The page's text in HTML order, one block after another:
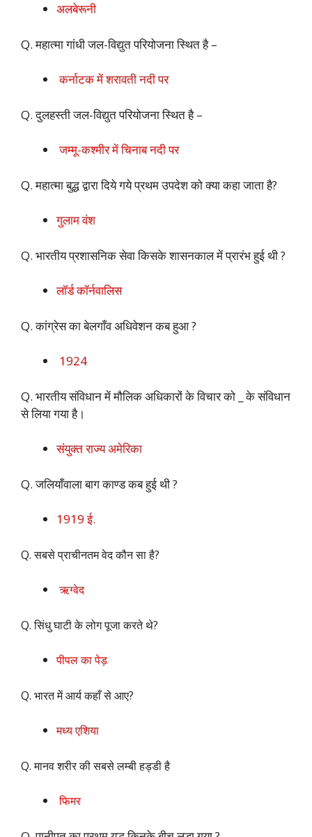
अलबेरूनी
Q. महात्मा गांधी जल-विद्युत परियोजना स्थित है –
कर्नाटक में शरावती नदी पर
Q. दुलहस्ती जल-विद्युत परियोजना स्थित है –
जम्मू-कश्मीर में चिनाब नदी पर
Q. महात्मा बुद्ध द्वारा दिये गये प्रथम उपदेश को क्या कहा जाता है?
गुलाम वंश
Q. भारतीय प्रशासनिक सेवा किसके शासनकाल में प्रारंभ हुई थी ?
लॉर्ड कॉर्नवालिस
Q. कांग्रेस का बेलगाँव अधिवेशन कब हुआ ?
1924
Q. भारतीय संविधान में मौलिक अधिकारों के विचार को _ के संविधान
से लिया गया है।
संयुक्त राज्य अमेरिका
Q. जलियाँवाला बाग काण्ड कब हुई थी ?
1919 ई.
Q. सबसे प्राचीनतम वेद कौन सा है?
ऋग्वेद
Q. सिंधु घाटी के लोग पूजा करते थे?
पीपल का पेड़
Q. भारत में आर्य कहाँ से आए?
मध्य एशिया
Q. मानव शरीर की सबसे लम्बी हड्डी है
फिमर